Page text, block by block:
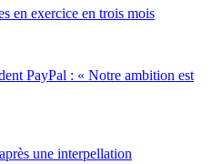
en exercice en trois mois
PayPal : « Notre ambition est
une interpellation